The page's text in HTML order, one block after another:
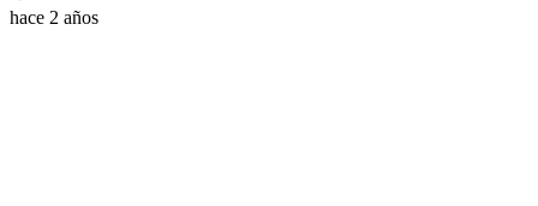
hace 2 años